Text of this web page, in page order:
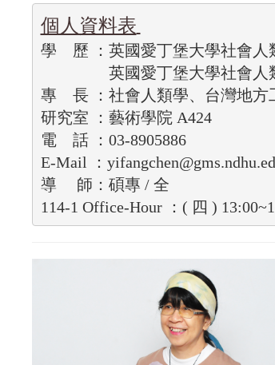
個人資料表
學    歷 ：英國愛丁堡大學社
英國愛丁堡大學社
專    長 ：社會人類學、台灣地
研究室 ：藝術學院 A424
電    話 ：03-8905886
E-Mail ：
導     師：碩專 / 全
114-1 Office-Hour ：( 四 )